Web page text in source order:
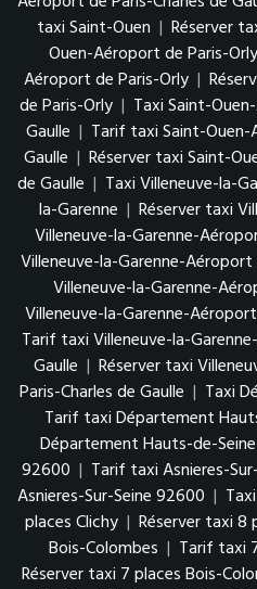
taxi Saint-Ouen | Réserver
Ouen-Aéroport de Paris-Orly
Aéroport de Paris-Orly |
de Paris-Orly | Taxi Saint-
Gaulle | Tarif taxi Saint-Ouen-
Gaulle | Réserver taxi Saint-
de Gaulle | Taxi Villeneuve-la-
la-Garenne | Réserver taxi
Villeneuve-la-Garenne-
Villeneuve-la-Garenne-
Villeneuve-la-Garenne-
Villeneuve-la-Garenne-
Tarif taxi Villeneuve-la-
Gaulle | Réserver taxi
Paris-Charles de Gaulle | Taxi
Tarif taxi Département
Département Hauts-de-Seine
92600 | Tarif taxi Asnieres-
Asnieres-Sur-Seine 92600 |
places Clichy | Réserver taxi 8
Bois-Colombes | Tarif taxi
Réserver taxi 7 places Bois-